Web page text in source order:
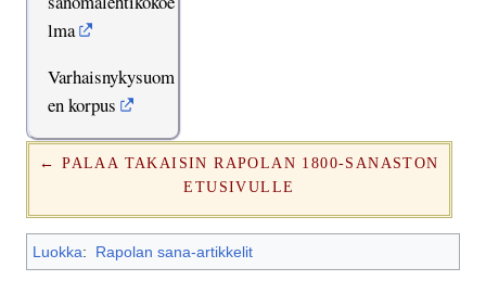
lma
Varhaisnykysuom
en korpus
← PALAA TAKAISIN RAPOLAN 1800-SANASTON
ETUSIVULLE
Luokka: Rapolan sana-artikkelit